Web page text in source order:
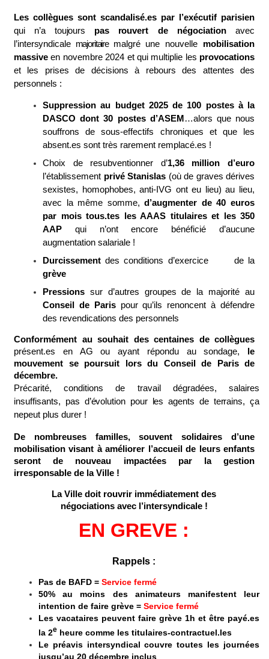
Les collègues sont scandalisé.es par l’exécutif parisien
qui n’a toujours pasrouvert de négociationavec
l’intersyndicalemajoritaire malgré une nouvelle mobilisation
massive en novembre 2024 et qui multiplie les provocations
et les prises de décisions à rebours des attentes des
personnels :
Suppression au budget 2025 de 100 postes à la
DASCO dont 30 postes d’ASEM …alors que nous
souffrons de sous-effectifs chroniques et que les
absent.es sont très rarement remplacé.es !
Choix de resubventionner d’1,36 million d’euro
l’établissement privé Stanislas (où de graves dérives
sexistes, homophobes, anti-IVG ont eu lieu) au lieu,
avec la même somme,d’augmenter de 40 euros
par mois tous.tes les AAAS titulaires et les 350
AAP qui n’ont encore bénéficié d’aucune
augmentation salariale !
Durcissement des conditions d’exercice de la
grève
Pressions sur d’autres groupes de la majorité au
Conseil de Parispour qu’ils renoncent à défendre
des revendications des personnels
Conformément au souhait des centaines de collègues
présent.es en AG ou ayant répondu au sondage,
le
mouvement se poursuit lors du Conseil de Paris de
décembre.
Précarité, conditions de travail dégradées, salaires
insuffisants, pas d’évolution pour les agents de terrains, ça
nepeut plus durer !
De nombreuses familles, souvent solidaires d’une
mobilisation visant à améliorer l’accueil de leurs enfants
seront de nouveau impactées par la gestion
irresponsable de la Ville !
La Ville doit rouvrir immédiatement des
négociations avec l’intersyndicale !
EN GREVE :
Rappels :
Pas de BAFD = Service fermé
50% au moins des animateurs manifestent leur
intention de faire grève = Service fermé
Les vacataires peuvent faire grève 1h et être payé.es
la 2e heure comme les titulaires-contractuel.les
Le préavis intersyndical couvre toutes les journées
jusqu’au 20 décembre inclus